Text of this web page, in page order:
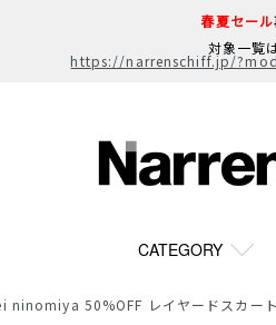
春夏セール
対象一覧
https://narrenschiff.jp/
CATEGORY
ninomiya 50%OFF レイヤードスカート